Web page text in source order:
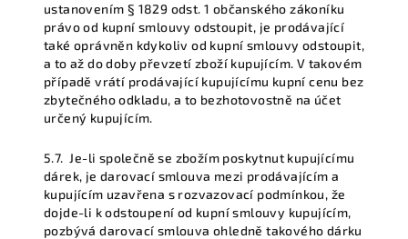
ustanovením § 1829 odst. 1 občanského zákoníku
právo od kupní smlouvy odstoupit, je prodávající
také oprávněn kdykoliv od kupní smlouvy odstoupit,
a to až do doby převzetí zboží kupujícím. V takovém
případě vrátí prodávající kupujícímu kupní cenu bez
zbytečného odkladu, a to bezhotovostně na účet
určený kupujícím.
5.7. Je-li společně se zbožím poskytnut kupujícímu
dárek, je darovací smlouva mezi prodávajícím a
kupujícím uzavřena s rozvazovací podmínkou, že
dojde-li k odstoupení od kupní smlouvy kupujícím,
pozbývá darovací smlouva ohledně takového dárku